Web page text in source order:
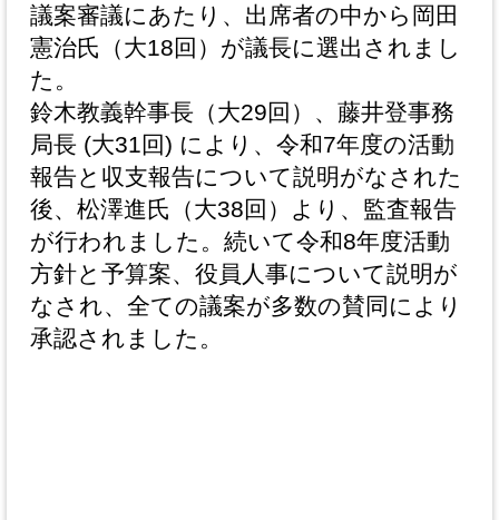
議案審議にあたり、出席者の中から岡田
憲治氏（大18回）が議長に選出されまし
た。
鈴木教義幹事長（大29回）、藤井登事務
局長 (大31回) により、令和7年度の活動
報告と収支報告について説明がなされた
後、松澤進氏（大38回）より、監査報告
が行われました。続いて令和8年度活動
方針と予算案、役員人事について説明が
なされ、全ての議案が多数の賛同により
承認されました。